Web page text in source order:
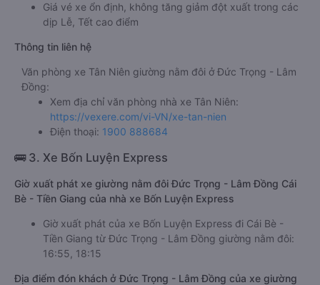
Giá vé xe ổn định, không tăng giảm đột xuất trong các
dịp Lễ, Tết cao điểm
Thông tin liên hệ
Văn phòng xe Tân Niên giường nằm đôi ở Đức Trọng - Lâm
Đồng:
Xem địa chỉ văn phòng nhà xe Tân Niên:
https://vexere.com/vi-VN/xe-tan-nien
Điện thoại: 1900 888684
🚌 3. Xe Bốn Luyện Express
Giờ xuất phát xe giường nằm đôi Đức Trọng - Lâm Đồng Cái
Bè - Tiền Giang của nhà xe Bốn Luyện Express
Giờ xuất phát của xe Bốn Luyện Express đi Cái Bè -
Tiền Giang từ Đức Trọng - Lâm Đồng giường nằm đôi:
16:55, 18:15
Địa điểm đón khách ở Đức Trọng - Lâm Đồng của xe giường